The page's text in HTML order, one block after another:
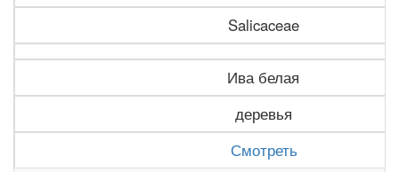
Salicaceae
Ива белая
деревья
Смотреть